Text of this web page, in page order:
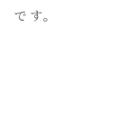
です。